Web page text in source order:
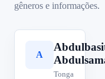
gêneros e informações.
A
Tonga